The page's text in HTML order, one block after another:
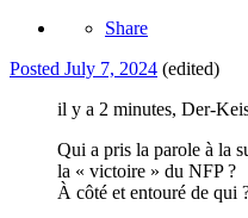
Share
Posted July 7, 2024 (edited)
il y a 2 minutes, Der-
Qui a pris la parole à la
la « victoire » du NFP ?
À côté et entouré de qui